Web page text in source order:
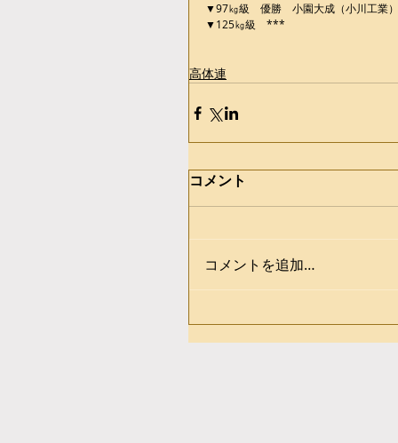
▼97㎏級　優勝　小園大成（小川工業）
▼125㎏級　***
高体連
コメント
コメントを追加…